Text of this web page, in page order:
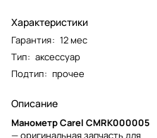
Характеристики
Гарантия: 12 мес
Тип: аксессуар
Подтип: прочее
Описание
Манометр Carel CMRK000005
— оригинальная запчасть для